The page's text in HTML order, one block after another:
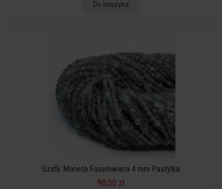
Do koszyka
Szafir Moneta Fasetowana 4 mm Pastylka
90,00 zł